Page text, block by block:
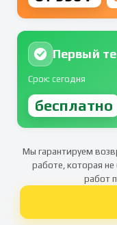
Первый
Срок: сегодня
бесплатно
Мы гарантируем
работе, которая
работ